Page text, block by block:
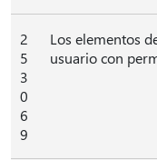
2
5
3
0
6
9
Los elementos
usuario con